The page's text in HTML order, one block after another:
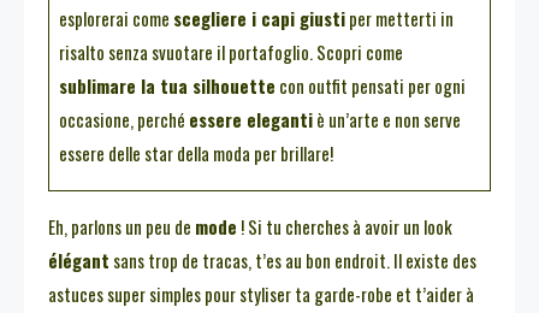
esplorerai come scegliere i capi giustiper metterti in
risalto senza svuotare il portafoglio. Scopri come
sublimare la tua silhouette con outfit pensati per ogni
occasione, perché essere elegantiè un’arte e non serve
essere delle star della moda per brillare!
Eh, parlons un peu de mode ! Si tu cherches à avoir un look
élégant sans trop de tracas, t’es au bon endroit. Il existe des
astuces super simples pour styliser ta garde-robe et t’aider à